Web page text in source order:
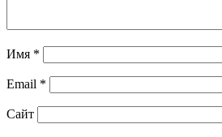
Имя *
Email *
Сайт